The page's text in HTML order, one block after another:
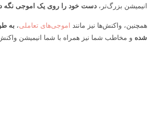
انیمیشن بزرگ‌تر، دست خود را روی یک اموجی نگه
همچنین، واکنش‌ها نیز مانند اموجی‌های تعاملی، به
شده و مخاطب شما نیز همراه با شما انیمیشن